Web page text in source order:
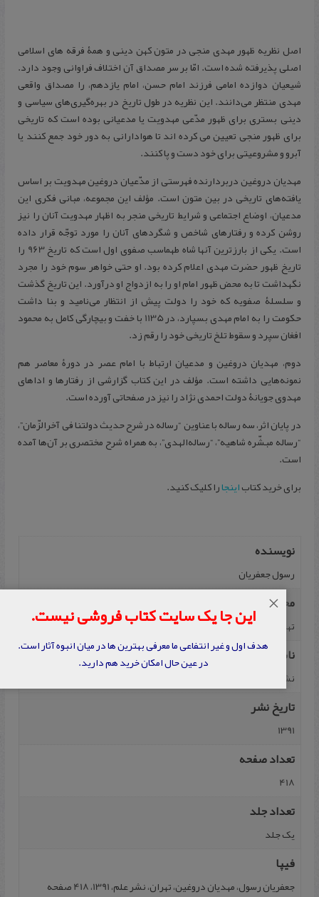
اصل نظریه ظهور مهدی منجی در متون کهن دینی و همۀ فرقه های اسلامی
اصلی پذیرفته شده است. امّا بر سر مصداق آن اختلاف فراوانی وجود دارد.
شیعیان دوازده امامی فرزند امام حسن، امام یازدهم، را مصداق واقعی
مهدی منتظر می‌دانند. این نظریه در طول تاریخ در بهره‌گیری‌های سیاسی و
دینی بستری برای ظهور مدّعی مهدویت یا مدعیانی بوده است که تاریخی
برای ظهور منجی تعیین می کرده اند تا هوادارانی به دور خود جمع کنند یا
آبرو و مشروعیتی برای خود دست و پا کنند.
مهدیان دروغین دربردارنده فهرستی از مدّعیان دروغین مهدویت بر اساس
یافته‌های تاریخی در بین متون است. مؤلف این مجموعه، مبانی فکری این
مدعیان، اوضاع اجتماعی و شرایط تاریخی منجر به اظهار مهدویت آنان را نیز
روشن کرده و رفتارهای شاخص و شگردهای آنان را مورد توجّه قرار داده
است. یکی از بارزترین آنها شاه طهماسب صفوی اول است که تاریخ 963 را
تاریخ ظهور حضرت مهدی اعلام کرده بود. او حتی خواهر سوم خود را مجرد
نگهداشت تا به محض ظهور امام او را به ازدواج او درآورد. این تاریخ گذشت
و سلسلۀ صفویه که خود را دولت پیش از انتظار می‌نامید و بنا داشت
حکومت را به امام مهدی بسپارد، در 1135 با خفت و بیچارگی کامل به محمود
افغان سپرد و سقوط تلخ تاریخی خود را رقم زد.
دوم، مهدیان دروغین و مدعیان ارتباط با امام عصر در دورۀ معاصر هم
نمونه‌هایی داشته است. مؤلف در این کتاب گزارشی از رفتارها و اداهای
مهدوی جویانۀ دولت احمدی نژاد را نیز در صفحاتی آورده است.
در پایان اثر، سه رساله با عناوین “رساله در شرح حدیث دولتنا فی آخرالزّمان”،
“رساله مبشّره شاهیه”، “رساله‌الهدی”، به همراه شرح مختصری بر آن‌ها آمده
است.
برای خرید کتاباینجارا کلیک کنید.
نویسنده
رسول جعفریان
محل نشر
ت‍ه‍ران‌
ناشر
نشر علم
تاریخ نشر
1391
تعداد صفحه
418
تعداد جلد
یک جلد
فیپا
جعفریان رسول، مهدیان دروغین، تهران، نشر علم، 1391، 418 صفحه
این جا یک سایت کتاب فروشی نیست.
هدف اول و غیر انتفاعی ما معرفی بهترین ها در میان انبوه آثار است.
در عین حال امکان خرید هم دارید.
×